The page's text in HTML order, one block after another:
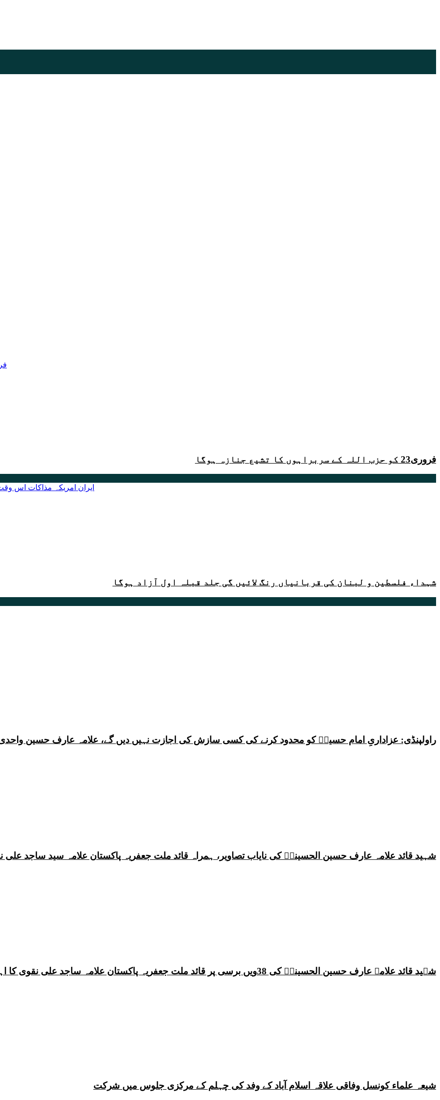
فروری23 کو حزب اللہ کے سربراہوں کا تشیع جنازہ ہوگا
شہداء فلسطین و لبنان کی قربانیاں رنگ لائیں گی جلد قبلہ اول آزاد ہوگا
راولپنڈی: عزاداریِ امام حسینؑ کو محدود کرنے کی کسی سازش کی اجازت نہیں دیں گے، علامہ عارف حسین
شہید قائد علامہ عارف حسین الحسینیؒ کی نایاب تصاویر، ہمراہ قائد ملت جعفریہ پاکستان علامہ سید ساجد علی
شہید قائد علامہ عارف حسین الحسینیؒ کی 38ویں برسی پر قائد ملت جعفریہ پاکستان علامہ ساجد علی نقوی کا اہم پیغام
شیعہ علماء کونسل وفاقی علاقہ اسلام آباد کے وفد کی چہلم کے مرکزی جلوس میں شرکت